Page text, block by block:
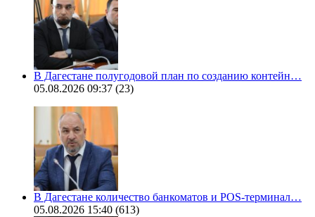
В Дагестане полугодовой план по созданию контейн…
05.08.2026 09:37 (23)
В Дагестане количество банкоматов и POS-терминал…
05.08.2026 15:40 (613)